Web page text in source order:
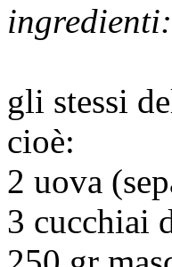
ingredienti:
gli stessi
cioè:
2 uova
3 cucchiai